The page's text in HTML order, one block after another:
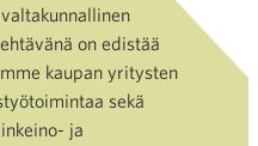
on edistää
kaupan yritysten
sekä
ja